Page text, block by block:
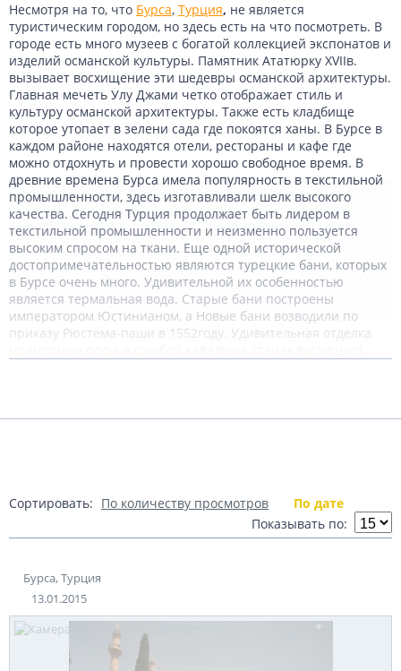
Несмотря на то, что Бурса, Турция, не является
туристическим городом, но здесь есть на что посмотреть. В
городе есть много музеев с богатой коллекцией экспонатов и
изделий османской культуры. Памятник Ататюрку XVIIв.
вызывает восхищение эти шедевры османской архитектуры.
Главная мечеть Улу Джами четко отображает стиль и
культуру османской архитектуры. Также есть кладбище
которое утопает в зелени сада где покоятся ханы. В Бурсе в
каждом районе находятся отели, рестораны и кафе где
можно отдохнуть и провести хорошо свободное время. В
древние времена Бурса имела популярность в текстильной
промышленности, здесь изготавливали шелк высокого
качества. Сегодня Турция продолжает быть лидером в
текстильной промышленности и неизменно пользуется
высоким спросом на ткани. Еще одной исторической
достопримечательностью являются турецкие бани, которых
в Бурсе очень много. Удивительной их особенностью
является термальная вода. Старые бани построены
императором Юстинианом, а Новые бани возводили по
приказу Рюстема-паши в 1552году. Удивительная отделка
Сортировать: По количеству просмотров
По дате
Показывать по:
Бурса, Турция
13.01.2015